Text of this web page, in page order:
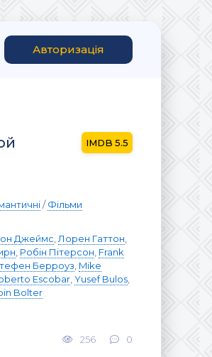
Авторизація
5.5
/Фільми
Джеймс Лорен Гаттон
Робін Пітерсон Frank
Берроуз Mike
Escobar Yusef Bulos
Bolter
256 0